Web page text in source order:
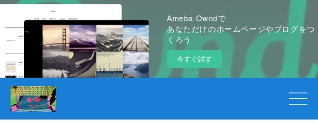
Ameba Owndで
あなただけのホームページやブログをつ
くろう
今すぐ試す